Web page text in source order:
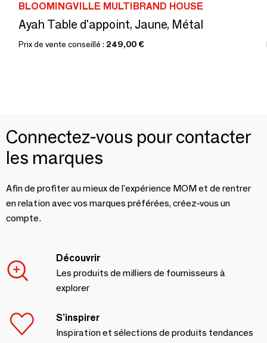
BLOOMINGVILLE MULTIBRAND HOUSE
Ayah Table d'appoint, Jaune, Métal
Prix de vente conseillé : 249,00 €
Connectez-vous pour contacter
les marques
Afin de profiter au mieux de l'expérience MOM et de rentrer
en relation avec vos marques préférées, créez-vous un
compte.
Découvrir
Les produits de milliers de fournisseurs à
explorer
S'inspirer
Inspiration et sélections de produits tendances